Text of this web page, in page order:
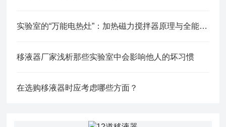
实验室的“万能电热灶”：加热磁力搅拌器原理与全能应用
移液器厂家浅析那些实验室中会影响他人的坏习惯
在选购移液器时应考虑哪些方面？